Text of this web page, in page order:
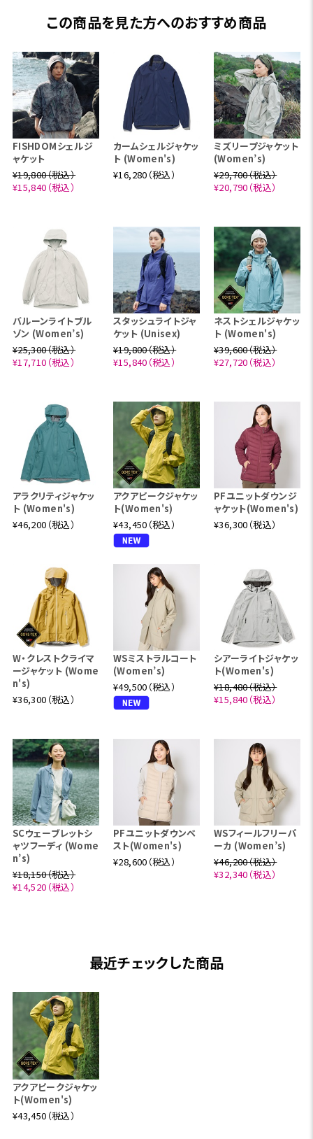
この商品を見た方へのおすすめ商品
FISHDOMシェルジ
ャケット
¥19,800（税込）
¥15,840（税込）
カームシェルジャケッ
ト (Women's)
¥16,280（税込）
ミズリープジャケット
(Women’s)
¥29,700（税込）
¥20,790（税込）
バルーンライトブル
ゾン (Women’s)
¥25,300（税込）
¥17,710（税込）
スタッシュライトジャ
ケット (Unisex)
¥19,800（税込）
¥15,840（税込）
ネストシェルジャケッ
ト (Women's)
¥39,600（税込）
¥27,720（税込）
アラクリティジャケッ
ト (Women's)
¥46,200（税込）
アクアピークジャケッ
ト(Women's)
¥43,450（税込）
PFユニットダウンジ
ャケット(Women's)
¥36,300（税込）
W・クレストクライマ
ージャケット (Wome
n's)
¥36,300（税込）
WSミストラルコート
(Women’s)
¥49,500（税込）
シアーライトジャケッ
ト(Women's)
¥18,480（税込）
¥15,840（税込）
SCウェーブレットシ
ャツフーディ (Wome
n’s)
¥18,150（税込）
¥14,520（税込）
PFユニットダウンベ
スト(Women's)
¥28,600（税込）
WSフィールフリーパ
ーカ (Women’s)
¥46,200（税込）
¥32,340（税込）
最近チェックした商品
アクアピークジャケッ
ト(Women's)
¥43,450（税込）